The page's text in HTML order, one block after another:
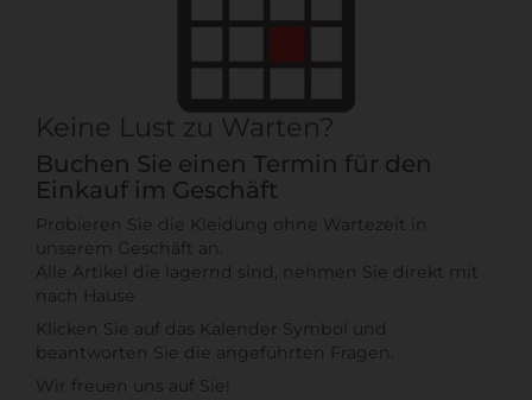
Keine Lust zu Warten?
Buchen Sie einen Termin für den
Einkauf im Geschäft
Probieren Sie die Kleidung ohne Wartezeit in
unserem Geschäft an.
Alle Artikel die lagernd sind, nehmen Sie direkt mit
nach Hause
Klicken Sie auf das Kalender Symbol und
beantworten Sie die angeführten Fragen.
Wir freuen uns auf Sie!